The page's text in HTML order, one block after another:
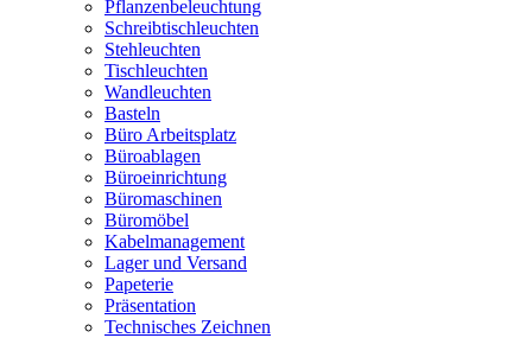
Pflanzenbeleuchtung
Schreibtischleuchten
Stehleuchten
Tischleuchten
Wandleuchten
Basteln
Büro Arbeitsplatz
Büroablagen
Büroeinrichtung
Büromaschinen
Büromöbel
Kabelmanagement
Lager und Versand
Papeterie
Präsentation
Technisches Zeichnen